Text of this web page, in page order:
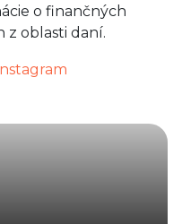
o finančných
z oblasti daní.